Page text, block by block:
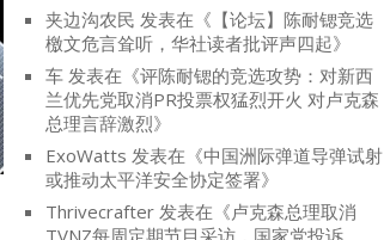
夹边沟农民 发表在《 【论坛】陈耐锶竞选
檄文危言耸听，华社读者批评声四起》
车 发表在《评陈耐锶的竞选攻势：对新西
兰优先党取消PR投票权猛烈开火 对卢克森
总理言辞激烈》
ExoWatts 发表在《中国洲际弹道导弹试射
或推动太平洋安全协定签署》
Thrivecrafter 发表在《卢克森总理取消
TVNZ每周定期节目采访，国家党投诉